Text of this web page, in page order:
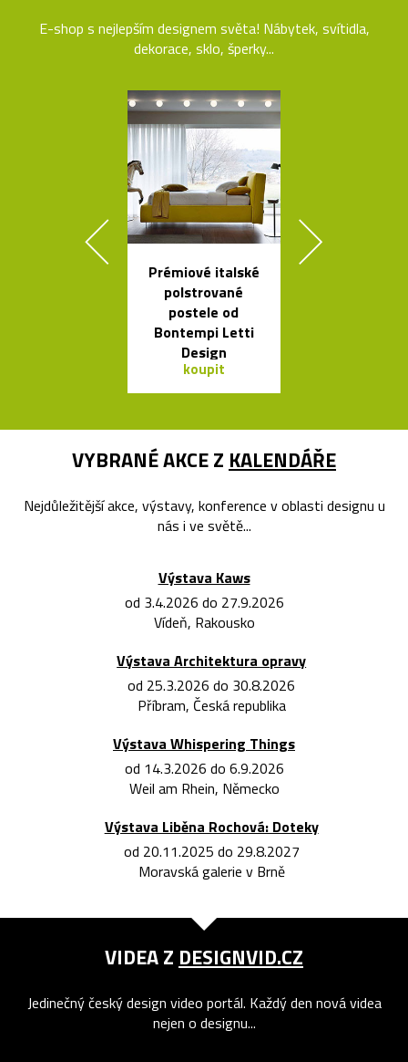
E-shop s nejlepším designem světa! Nábytek, svítidla,
dekorace, sklo, šperky...
Prémiové italské
polstrované
postele od
Bontempi Letti
Design
koupit
VYBRANÉ AKCE Z KALENDÁŘE
Nejdůležitější akce, výstavy, konference v oblasti designu u
nás i ve světě...
Výstava Kaws
od 3.4.2026 do 27.9.2026
Vídeň, Rakousko
Výstava Architektura opravy
od 25.3.2026 do 30.8.2026
Příbram, Česká republika
Výstava Whispering Things
od 14.3.2026 do 6.9.2026
Weil am Rhein, Německo
Výstava Liběna Rochová: Doteky
od 20.11.2025 do 29.8.2027
Moravská galerie v Brně
VIDEA Z DESIGNVID.CZ
Jedinečný český design video portál. Každý den nová videa
nejen o designu...